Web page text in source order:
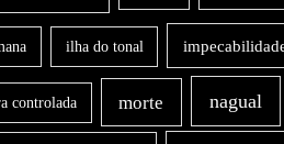
ilha do tonal
controlada morte nagual